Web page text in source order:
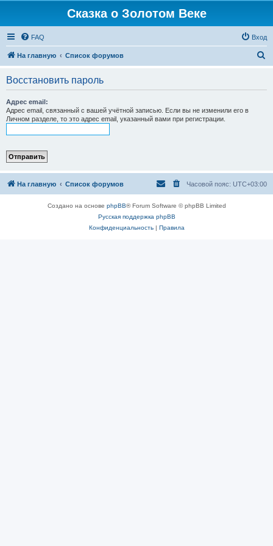
Сказка о Золотом Веке
FAQ Вход
На главную Список форумов
Восстановить пароль
Адрес email:
Адрес email, связанный с вашей учётной записью. Если вы не изменили его в
Личном разделе, то это адрес email, указанный вами при регистрации.
На главную Список форумов Часовой пояс: UTC+03:00
Создано на основе phpBB® Forum Software © phpBB Limited
Русская поддержка phpBB
Конфиденциальность| Правила